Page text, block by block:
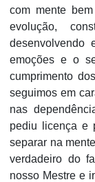
com mente
evolução,
desenvolvendo
emoções e o
cumprimento
seguimos em
nas
pediu licença e
separar na
verdadeiro do
nosso Mestre e